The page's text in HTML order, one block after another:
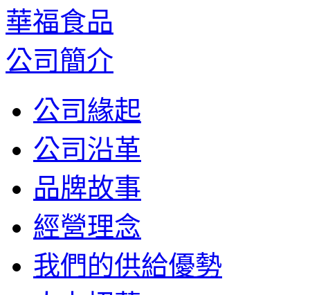
華福食品
公司簡介
公司緣起
公司沿革
品牌故事
經營理念
我們的供給優勢